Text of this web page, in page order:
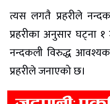
त्यस लगतै प्रहरीले
प्रहरीका अनुसार घट्ना
नन्दकली विरुद्ध
प्रहरीले जनाएको छ।